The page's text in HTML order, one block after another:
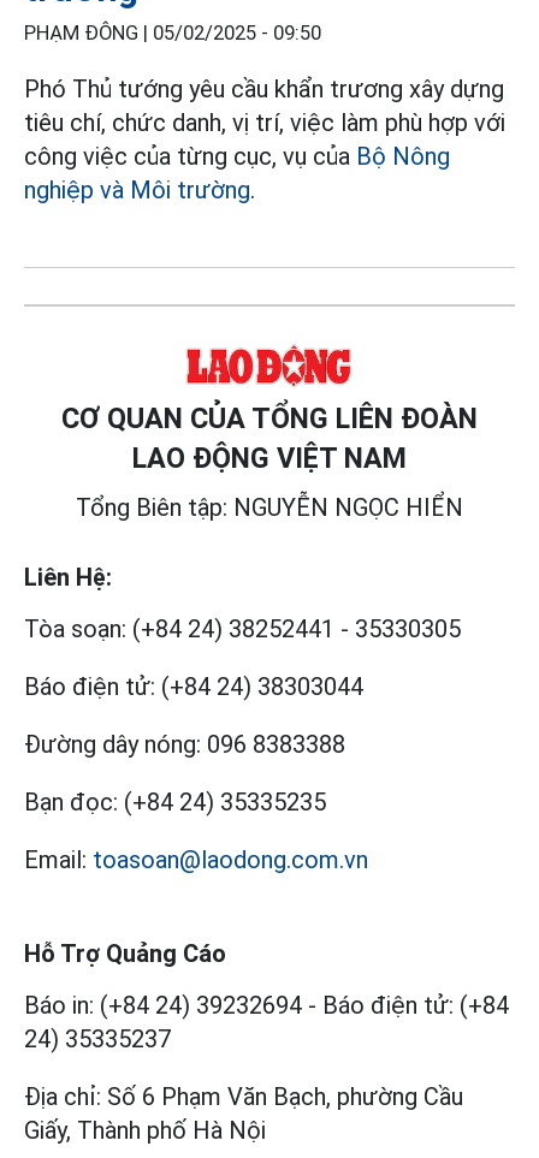
PHẠM ĐÔNG | 05/02/2025 - 09:50
Phó Thủ tướng yêu cầu khẩn trương xây dựng
tiêu chí, chức danh, vị trí, việc làm phù hợp với
công việc của từng cục, vụ của Bộ Nông
nghiệp và Môi trường.
CƠ QUAN CỦA TỔNG LIÊN ĐOÀN
LAO ĐỘNG VIỆT NAM
Tổng Biên tập: NGUYỄN NGỌC HIỂN
Liên Hệ:
Tòa soạn: (+84 24) 38252441 - 35330305
Báo điện tử: (+84 24) 38303044
Đường dây nóng: 096 8383388
Bạn đọc: (+84 24) 35335235
Email: toasoan@laodong.com.vn
Hỗ Trợ Quảng Cáo
Báo in: (+84 24) 39232694 - Báo điện tử: (+84
24) 35335237
Địa chỉ: Số 6 Phạm Văn Bạch, phường Cầu
Giấy, Thành phố Hà Nội